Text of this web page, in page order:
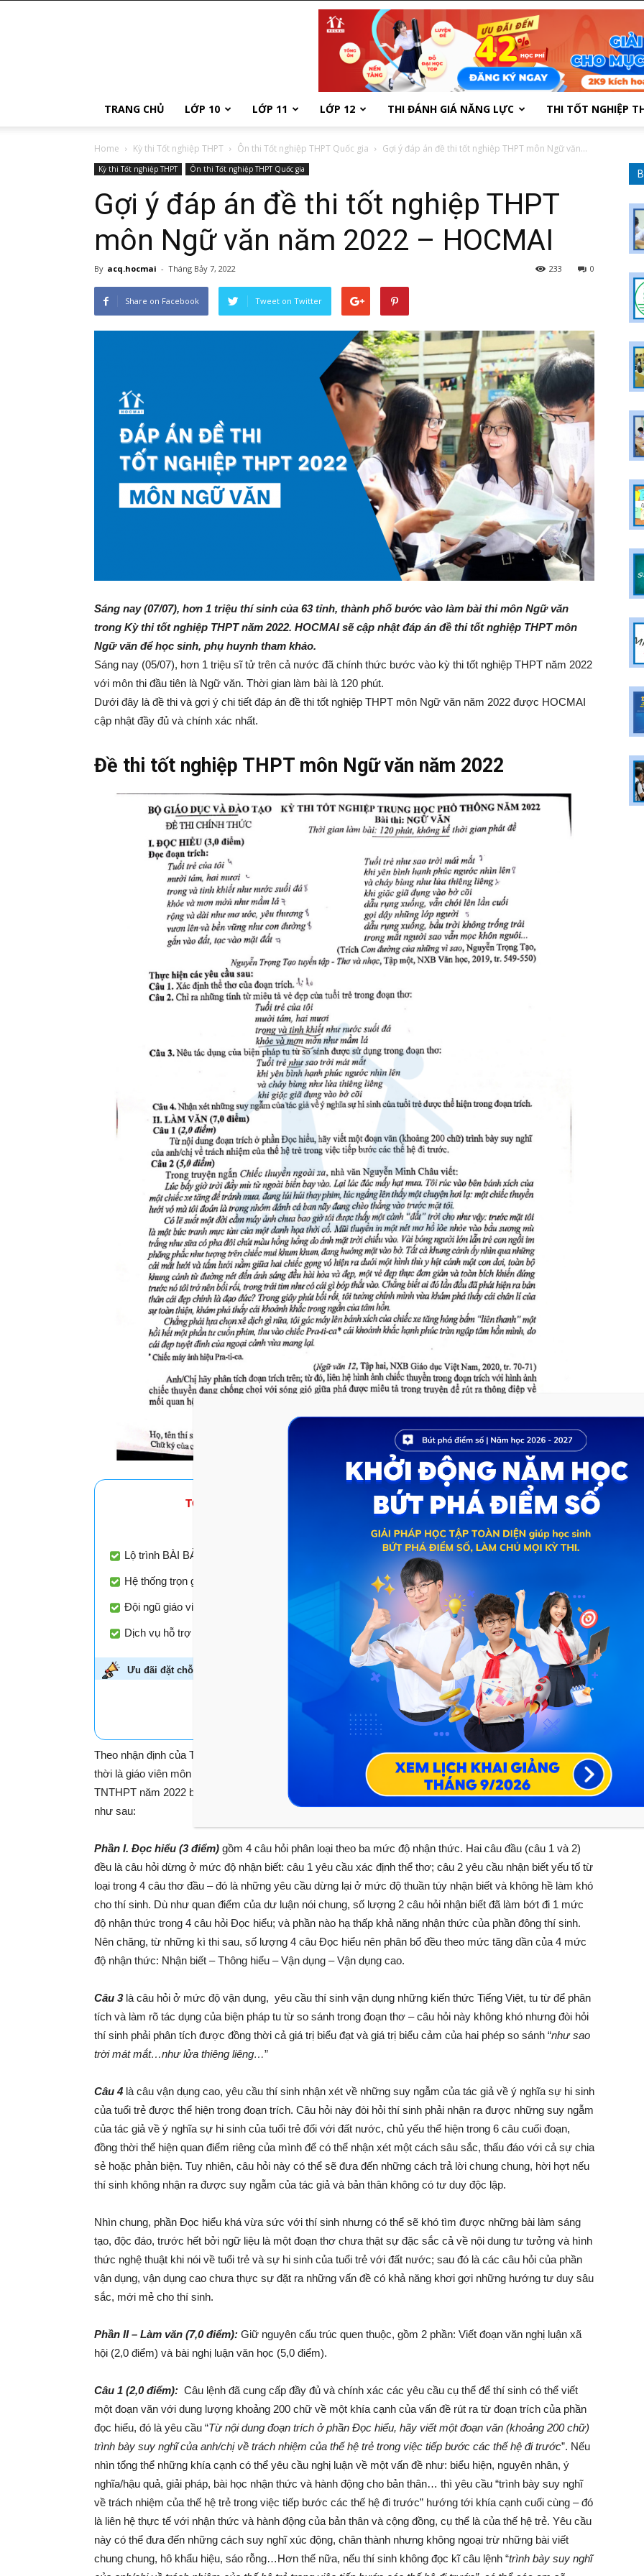
TRANG CHỦ LỚP 10 LỚP 11 LỚP 12 THI ĐÁNH GIÁ NĂNG LỰC THI TỐT NGHIỆP
Home Kỳ thi Tốt nghiệp THPT Ôn thi Tốt nghiệp THPT Quốc gia Gợi ý đáp án đề thi tốt nghiệp THPT môn Ngữ văn...
Kỳ thi Tốt nghiệp THPT Ôn thi Tốt nghiệp THPT Quốc gia
Gợi ý đáp án đề thi tốt nghiệp THPT
môn Ngữ văn năm 2022 – HOCMAI
By acq.hocmai - Tháng Bảy 7, 2022 0
233
Share on Facebook Tweet on Twitter
Sáng nay (07/07), hơn 1 triệu thí sinh của 63 tỉnh, thành phố bước vào làm bài thi môn Ngữ văn
trong Kỳ thi tốt nghiệp THPT năm 2022. HOCMAI sẽ cập nhật đáp án đề thi tốt nghiệp THPT môn
Ngữ văn để học sinh, phụ huynh tham khảo.
Sáng nay (05/07), hơn 1 triệu sĩ tử trên cả nước đã chính thức bước vào kỳ thi tốt nghiệp THPT năm 2022
với môn thi đầu tiên là Ngữ văn. Thời gian làm bài là 120 phút.
Dưới đây là đề thi và gợi ý chi tiết đáp án đề thi tốt nghiệp THPT môn Ngữ văn năm 2022 được HOCMAI
cập nhật đầy đủ và chính xác nhất.
Đề thi tốt nghiệp THPT môn Ngữ văn năm 2022
TOPUNI 2026
- ÔN THI PHẢI CHẤT, CHẮC SUẤT ĐẠI HỌC TOP
Lộ trình BÀI BẢN - TỐI ƯU - CHUYÊN BIỆT cho 4 kỳ thi lớn hiện nay
Hệ thống trọn gói đầy đủ kiến thức theo sơ đồ tư duy, dễ dàng ôn luyện
Đội ngũ giáo viên luyện thi nổi tiếng với 17+ năm kinh nghiệm
Dịch vụ hỗ trợ học tập đồng hành xuyên suốt quá trình ôn luyện
Ưu đãi đặt chỗ sớm - Áp dụng cho PHHS đăng ký trong tháng này!
HỌC THỬ MIỄN PHÍ ĐĂNG KÝ NGAY
Theo nhận định của TS.Trịnh Thu Tuyết – Nguyên giáo viên môn Ngữ văn trường THPT Chu Văn An, đồng
thời là giáo viên môn Ngữ văn tại Hệ thống Giáo dục HOCMAI, đề thi chính thức môn Ngữ văn kì thi
TNTHPT năm 2022 bám sát cấu trúc của đề thi tham khảo do Bộ Giáo dục và Đào tạo công bố. Cụ thể
như sau:
Phần I. Đọc hiểu (3 điểm)gồm 4 câu hỏi phân loại theo ba mức độ nhận thức. Hai câu đầu (câu 1 và 2)
đều là câu hỏi dừng ở mức độ nhận biết: câu 1 yêu cầu xác định thể thơ; câu 2 yêu cầu nhận biết yếu tố từ
loại trong 4 câu thơ đầu – đó là những yêu cầu dừng lại ở mức độ thuần túy nhận biết và không hề làm khó
cho thí sinh. Dù như quan điểm của dư luận nói chung, số lượng 2 câu hỏi nhận biết đã làm bớt đi 1 mức
độ nhận thức trong 4 câu hỏi Đọc hiểu; và phần nào hạ thấp khả năng nhận thức của phần đông thí sinh.
Nên chăng, từ những kì thi sau, số lượng 4 câu Đọc hiểu nên phân bổ đều theo mức tăng dần của 4 mức
độ nhận thức: Nhận biết – Thông hiểu – Vận dụng – Vận dụng cao.
Câu 3là câu hỏi ở mức độ vận dụng, yêu cầu thí sinh vận dụng những kiến thức Tiếng Việt, tu từ để phân
tích và làm rõ tác dụng của biện pháp tu từ so sánh trong đoạn thơ – câu hỏi này không khó nhưng đòi hỏi
thí sinh phải phân tích được đồng thời cả giá trị biểu đạt và giá trị biểu cảm của hai phép so sánh “như sao
trời mát mắt…như lửa thiêng liêng…”
Câu 4là câu vận dụng cao, yêu cầu thí sinh nhận xét về những suy ngẫm của tác giả về ý nghĩa sự hi sinh
của tuổi trẻ được thể hiện trong đoạn trích. Câu hỏi này đòi hỏi thí sinh phải nhận ra được những suy ngẫm
của tác giả về ý nghĩa sự hi sinh của tuổi trẻ đối với đất nước, chủ yếu thể hiện trong 6 câu cuối đoạn,
đồng thời thể hiện quan điểm riêng của mình để có thể nhận xét một cách sâu sắc, thấu đáo với cả sự chia
sẻ hoặc phản biện. Tuy nhiên, câu hỏi này có thể sẽ đưa đến những cách trả lời chung chung, hời hợt nếu
thí sinh không nhận ra được suy ngẫm của tác giả và bản thân không có tư duy độc lập.
Nhìn chung, phần Đọc hiểu khá vừa sức với thí sinh nhưng có thể sẽ khó tìm được những bài làm sáng
tạo, độc đáo, trước hết bởi ngữ liệu là một đoạn thơ chưa thật sự đặc sắc cả về nội dung tư tưởng và hình
thức nghệ thuật khi nói về tuổi trẻ và sự hi sinh của tuổi trẻ với đất nước; sau đó là các câu hỏi của phần
vận dụng, vận dụng cao chưa thực sự đặt ra những vấn đề có khả năng khơi gợi những hướng tư duy sâu
sắc, mới mẻ cho thí sinh.
Phần II – Làm văn (7,0 điểm):Giữ nguyên cấu trúc quen thuộc, gồm 2 phần: Viết đoạn văn nghị luận xã
hội (2,0 điểm) và bài nghị luận văn học (5,0 điểm).
Câu 1 (2,0 điểm):Câu lệnh đã cung cấp đầy đủ và chính xác các yêu cầu cụ thể để thí sinh có thể viết
một đoạn văn với dung lượng khoảng 200 chữ về một khía cạnh của vấn đề rút ra từ đoạn trích của phần
đọc hiểu, đó là yêu cầu “Từ nội dung đoạn trích ở phần Đọc hiểu, hãy viết một đoạn văn (khoảng 200 chữ)
trình bày suy nghĩ của anh/chị về trách nhiệm của thế hệ trẻ trong việc tiếp bước các thế hệ đi trước”. Nếu
nhìn tổng thể những khía cạnh có thể yêu cầu nghị luận về một vấn đề như: biểu hiện, nguyên nhân, ý
nghĩa/hậu quả, giải pháp, bài học nhận thức và hành động cho bản thân… thì yêu cầu “trình bày suy nghĩ
về trách nhiệm của thế hệ trẻ trong việc tiếp bước các thế hệ đi trước” hướng tới khía cạnh cuối cùng – đó
là liên hệ thực tế với nhận thức và hành động của bản thân và cộng đồng, cụ thể là của thế hệ trẻ. Yêu cầu
này có thể đưa đến những cách suy nghĩ xúc động, chân thành nhưng không ngoại trừ những bài viết
chung chung, hô khẩu hiệu, sáo rỗng…Hơn thế nữa, nếu thí sinh không đọc kĩ câu lệnh “trình bày suy nghĩ